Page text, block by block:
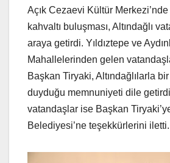
Açık Cezaevi Kültür
kahvaltı buluşması, Altındağlı
araya getirdi. Yıldıztepe ve
Mahallelerinden gelen
Başkan Tiryaki, Altındağlılarla
duyduğu memnuniyeti dile
vatandaşlar ise Başkan
Belediyesi’ne teşekkürlerini iletti.